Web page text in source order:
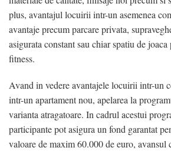
plus, avantajul locuirii intr-un asemenea
avantaje precum parcare privata,
asigurata constant sau chiar spatiu de
fitness.
Avand in vedere avantajele locuirii intr-un
intr-un apartament nou, apelarea la
varianta atragatoare. In cadrul acestui
participante pot asigura un fond garantat
valoare de maxim 60.000 de euro,